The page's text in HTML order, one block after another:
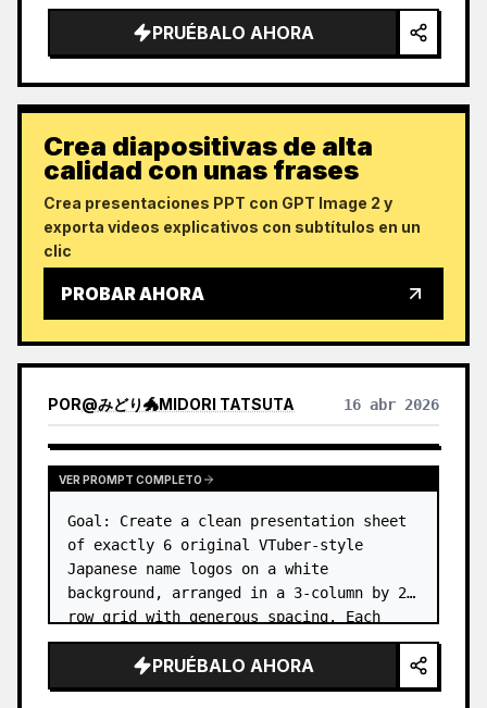
PRUÉBALO AHORA
Crea diapositivas de alta
calidad con unas frases
Crea presentaciones PPT con GPT Image 2 y
exporta videos explicativos con subtítulos en un
clic
PROBAR AHORA
POR@みどり🐲MIDORI TATSUTA 16 abr 2026
VER PROMPT COMPLETO
Goal: Create a clean presentation sheet
of exactly 6 original VTuber-style
Japanese name logos on a white
background, arranged in a 3-column by 2-
row grid with generous spacing. Each
logo should be a polished vector-like
typographic mark with decorative motifs…
PRUÉBALO AHORA